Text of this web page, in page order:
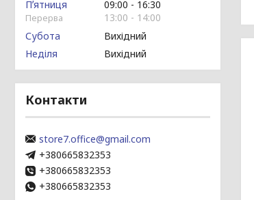
Пʼятниця
09:00
16:30
13:00
14:00
Субота
Вихідний
Неділя
Вихідний
Контакти
store7.office@gmail.com
+380665832353
+380665832353
+380665832353